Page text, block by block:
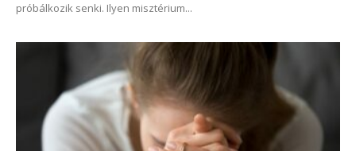
próbálkozik senki. Ilyen misztérium...